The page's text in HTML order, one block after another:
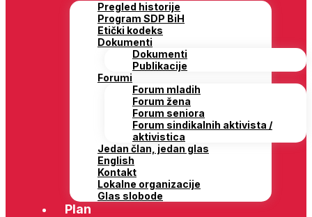
Pregled historije
Program SDP BiH
Etički kodeks
Dokumenti
Dokumenti
Publikacije
Forumi
Forum mladih
Forum žena
Forum seniora
Forum sindikalnih aktivista /
aktivistica
Jedan član, jedan glas
English
Kontakt
Lokalne organizacije
Glas slobode
Plan